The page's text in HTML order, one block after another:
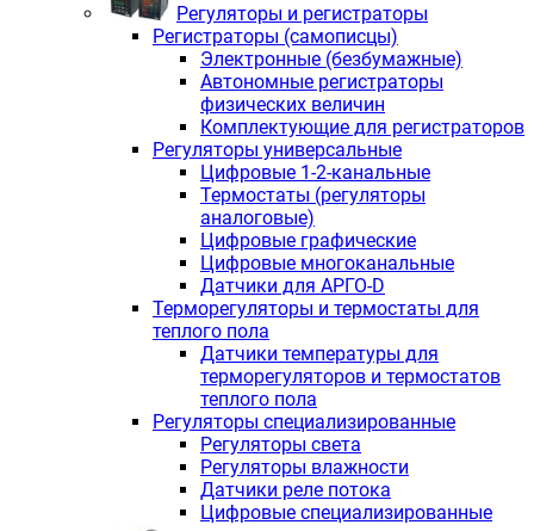
Регуляторы и регистраторы
Регистраторы (самописцы)
Электронные (безбумажные)
Автономные регистраторы
физических величин
Комплектующие для регистраторов
Регуляторы универсальные
Цифровые 1-2-канальные
Термостаты (регуляторы
аналоговые)
Цифровые графические
Цифровые многоканальные
Датчики для АРГО-D
Терморегуляторы и термостаты для
теплого пола
Датчики температуры для
терморегуляторов и термостатов
теплого пола
Регуляторы специализированные
Регуляторы света
Регуляторы влажности
Датчики реле потока
Цифровые специализированные